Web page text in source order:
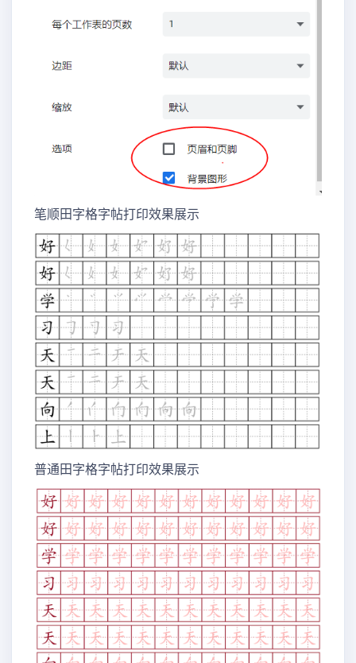
笔顺田字格字帖打印效果展示
普通田字格字帖打印效果展示